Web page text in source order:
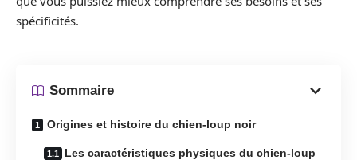
spécificités.
Sommaire
Origines et histoire du chien-loup noir
Les caractéristiques physiques du chien-loup